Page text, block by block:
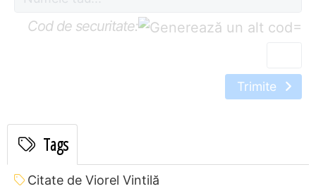
Cod de securitate: =
Trimite
Tags
Citate de Viorel Vintilă